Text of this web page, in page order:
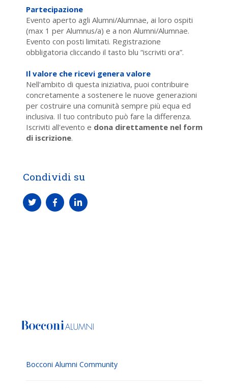
Partecipazione
Evento aperto agli Alumni/Alumnae, ai loro ospiti
(max 1 per Alumnus/a) e a non Alumni/Alumnae.
Evento con posti limitati. Registrazione
obbligatoria cliccando il tasto blu “iscriviti ora”.
Il valore che ricevi genera valore
Nell'ambito di questa iniziativa, puoi contribuire
concretamente a sostenere le nuove generazioni
per costruire una comunità sempre più equa ed
inclusiva. Il tuo contributo può fare la differenza.
Iscriviti all'evento e dona direttamente nel form
di iscrizione.
Condividi su
Bocconi Alumni Community